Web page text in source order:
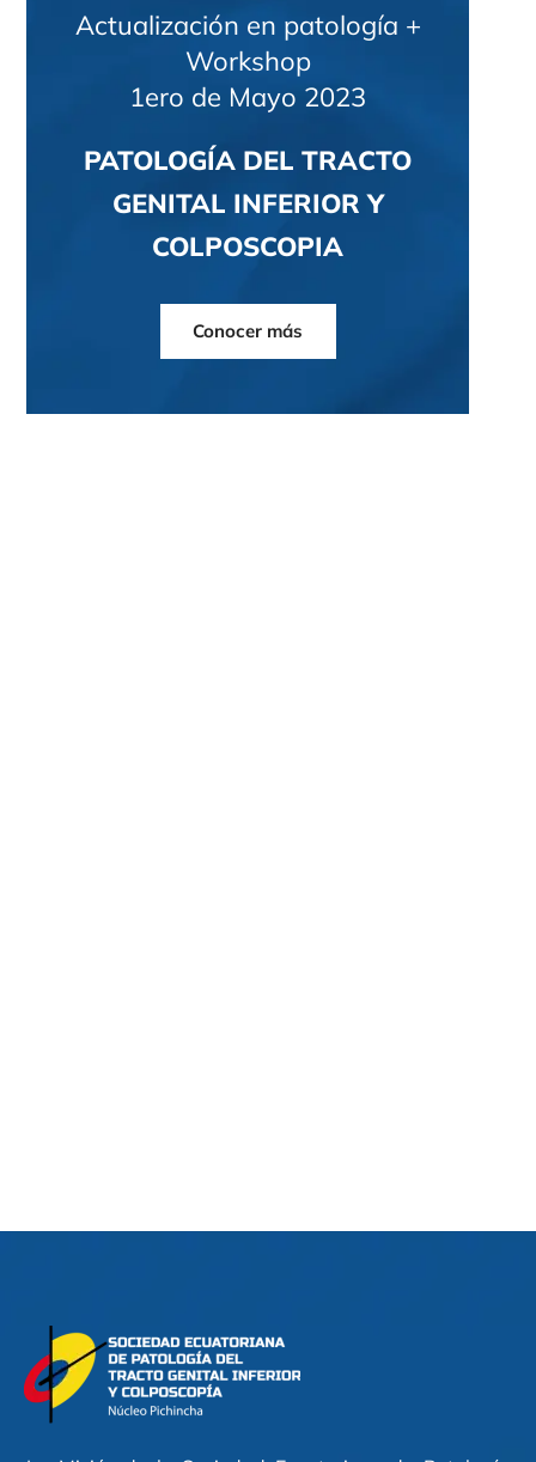
Actualización en patología +
Workshop
1ero de Mayo 2023
PATOLOGÍA DEL TRACTO
GENITAL INFERIOR Y
COLPOSCOPIA
Conocer más